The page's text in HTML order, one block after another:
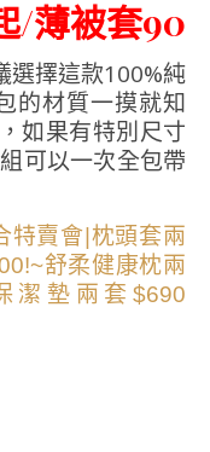
/薄被套90
選擇這款100%純
的材質一摸就知
如果有特別尺寸
可以一次全包帶